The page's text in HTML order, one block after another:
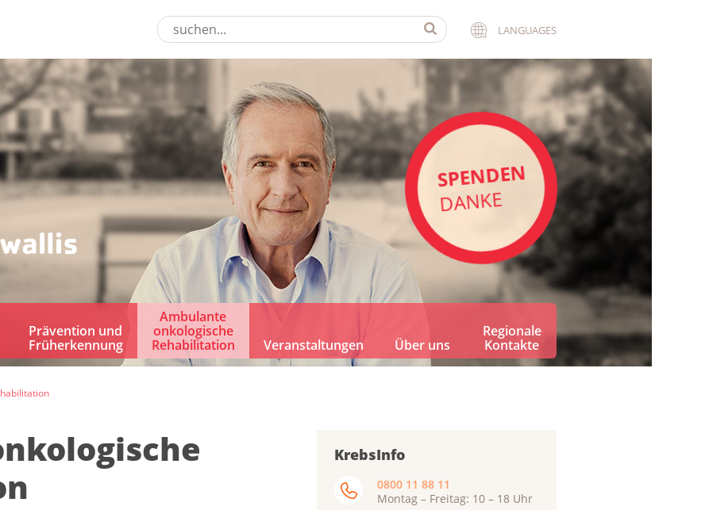
LANGUAGES
SPENDEN
DANKE
Prävention und
Früherkennung
Ambulante
onkologische
Rehabilitation
Veranstaltungen Über uns
Regionale
Kontakte
KrebsInfo
0800 11 88 11
Montag – Freitag: 10 – 18 Uhr